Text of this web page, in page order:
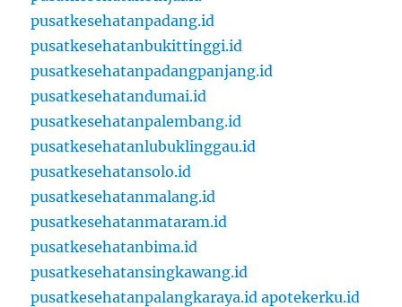
pusatkesehatanpadang.id
pusatkesehatanbukittinggi.id
pusatkesehatanpadangpanjang.id
pusatkesehatandumai.id
pusatkesehatanpalembang.id
pusatkesehatanlubuklinggau.id
pusatkesehatansolo.id
pusatkesehatanmalang.id
pusatkesehatanmataram.id
pusatkesehatanbima.id
pusatkesehatansingkawang.id
pusatkesehatanpalangkaraya.id apotekerku.id